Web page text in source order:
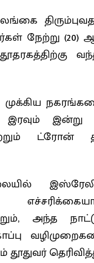
நேற்று
இன்று
ட்ரோன்
அந்த